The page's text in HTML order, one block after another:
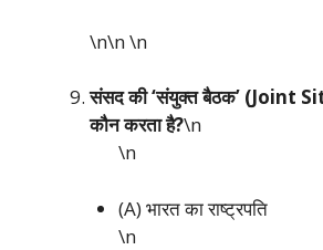
\n\n\n
संसद की ‘संयुक्त बैठक’ (Joint
कौन करता है?\n
\n
(A) भारत का राष्ट्रपति
\n